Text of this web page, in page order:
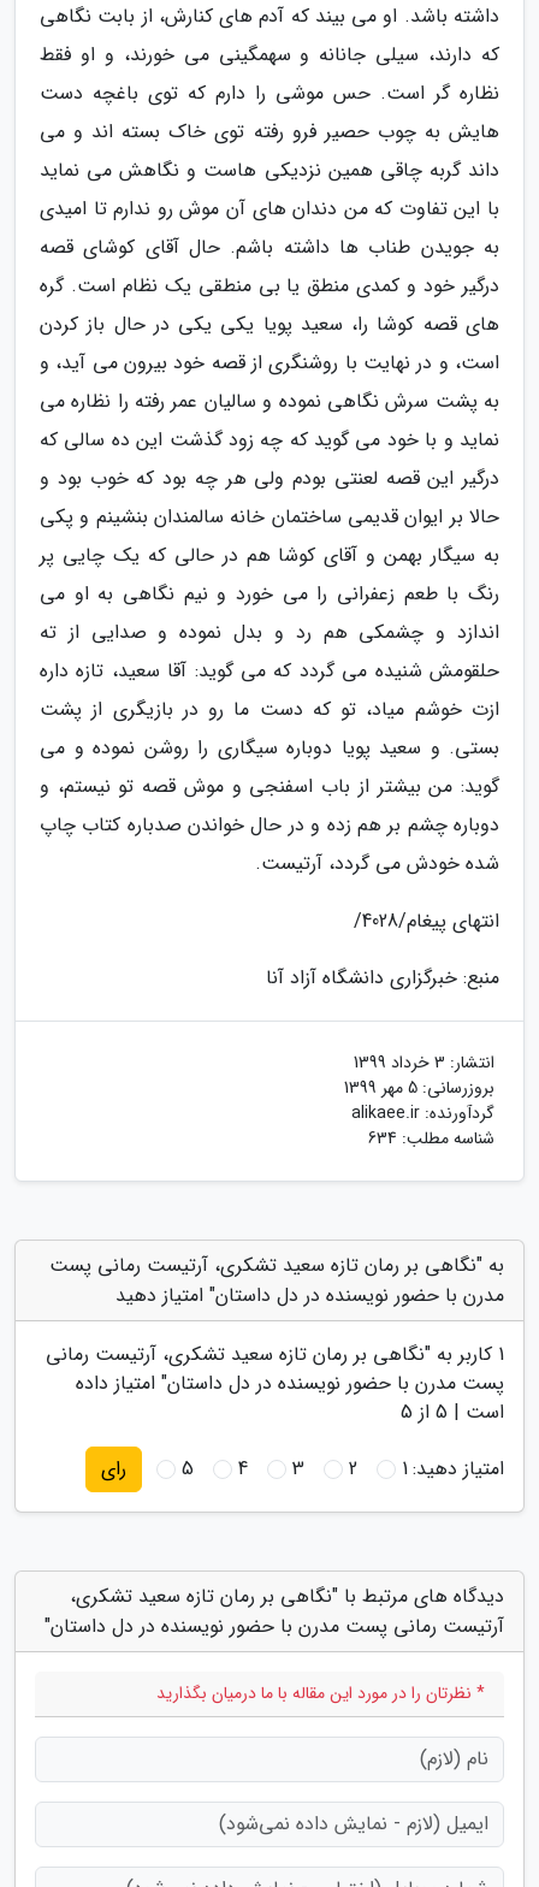
داشته باشد. او می بیند که آدم های کنارش، از بابت نگاهی
که دارند، سیلی جانانه و سهمگینی می خورند، و او فقط
نظاره گر است. حس موشی را دارم که توی باغچه دست
هایش به چوب حصیر فرو رفته توی خاک بسته اند و می
داند گربه چاقی همین نزدیکی هاست و نگاهش می نماید
با این تفاوت که من دندان های آن موش رو ندارم تا امیدی
به جویدن طناب ها داشته باشم. حال آقای کوشای قصه
درگیر خود و کمدی منطق یا بی منطقی یک نظام است. گره
های قصه کوشا را، سعید پویا یکی یکی در حال باز کردن
است، و در نهایت با روشنگری از قصه خود بیرون می آید، و
به پشت سرش نگاهی نموده و سالیان عمر رفته را نظاره می
نماید و با خود می گوید که چه زود گذشت این ده سالی که
درگیر این قصه لعنتی بودم ولی هر چه بود که خوب بود و
حالا بر ایوان قدیمی ساختمان خانه سالمندان بنشینم و پکی
به سیگار بهمن و آقای کوشا هم در حالی که یک چایی پر
رنگ با طعم زعفرانی را می خورد و نیم نگاهی به او می
اندازد و چشمکی هم رد و بدل نموده و صدایی از ته
حلقومش شنیده می گردد که می گوید: آقا سعید، تازه داره
ازت خوشم میاد، تو که دست ما رو در بازیگری از پشت
بستی. و سعید پویا دوباره سیگاری را روشن نموده و می
گوید: من بیشتر از باب اسفنجی و موش قصه تو نیستم، و
دوباره چشم بر هم زده و در حال خواندن صدباره کتاب چاپ
شده خودش می گردد، آرتیست.
انتهای پیغام/4028/
منبع: خبرگزاری دانشگاه آزاد آنا
انتشار: 3 خرداد 1399
بروزرسانی: 5 مهر 1399
گردآورنده: alikaee.ir
شناسه مطلب: 634
به "نگاهی بر رمان تازه سعید تشکری، آرتیست رمانی پست
مدرن با حضور نویسنده در دل داستان" امتیاز دهید
1 کاربر به "نگاهی بر رمان تازه سعید تشکری، آرتیست رمانی
پست مدرن با حضور نویسنده در دل داستان" امتیاز داده
است | 5 از 5
امتیاز دهید:1
2
3
4
5 رای
دیدگاه های مرتبط با "نگاهی بر رمان تازه سعید تشکری،
آرتیست رمانی پست مدرن با حضور نویسنده در دل داستان"
* نظرتان را در مورد این مقاله با ما درمیان بگذارید